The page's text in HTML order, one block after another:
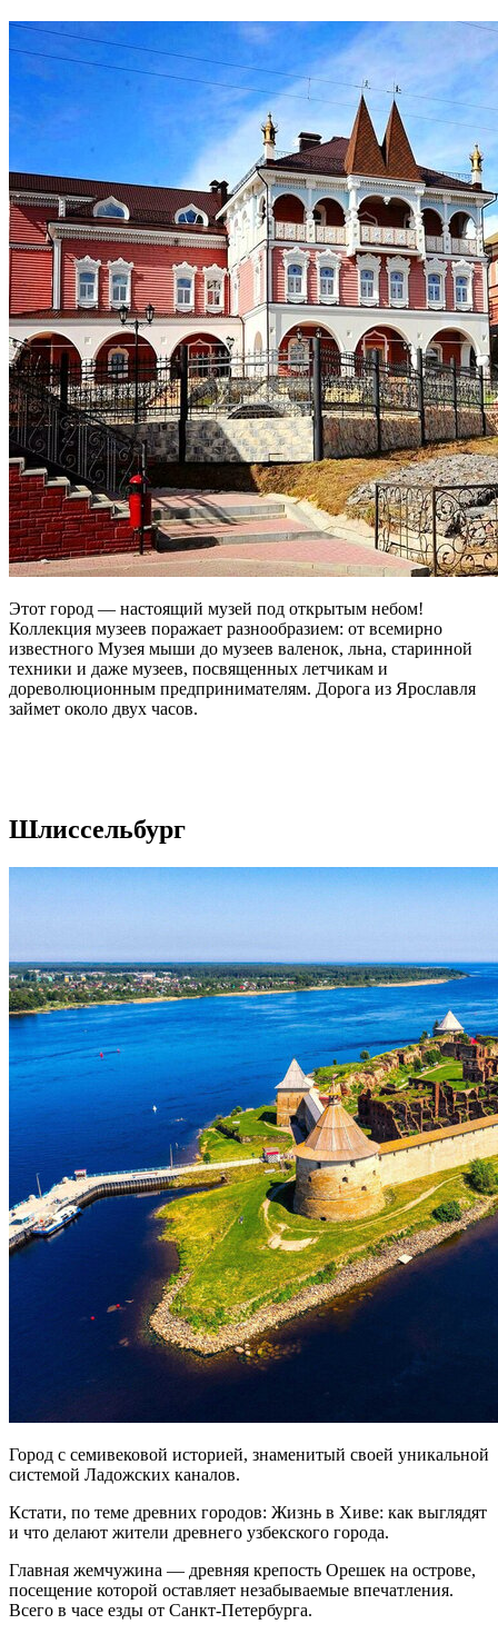
Этот город — настоящий музей под открытым небом!
Коллекция музеев поражает разнообразием: от всемирно
известного Музея мыши до музеев валенок, льна, старинной
техники и даже музеев, посвященных летчикам и
дореволюционным предпринимателям. Дорога из Ярославля
займет около двух часов.
Шлиссельбург
Город с семивековой историей, знаменитый своей уникальной
системой Ладожских каналов.
Кстати, по теме древних городов: Жизнь в Хиве: как выглядят
и что делают жители древнего узбекского города.
Главная жемчужина — древняя крепость Орешек на острове,
посещение которой оставляет незабываемые впечатления.
Всего в часе езды от Санкт-Петербурга.